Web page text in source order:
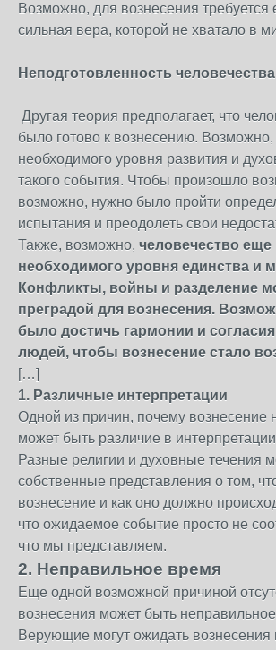
Возможно, для вознесения требуется
сильная вера, которой не хватало в
Неподготовленность человечества
Другая теория предполагает, что
было готово к вознесению.
необходимого уровня развития и
такого события. Чтобы произошло
возможно, нужно было пройти
испытания и преодолеть свои
Также, возможно, человечество еще
необходимого уровня единства и
Конфликты, войны и разделение
преградой для вознесения.
было достичь гармонии и
людей, чтобы вознесение стало
[…]
1. Различные интерпретации
Одной из причин, почему вознесение
может быть различие в
Разные религии и духовные течения
собственные представления о том,
вознесение и как оно должно
что ожидаемое событие просто не
что мы представляем.
2. Неправильное время
Еще одной возможной причиной
вознесения может быть
Верующие могут ожидать вознесения